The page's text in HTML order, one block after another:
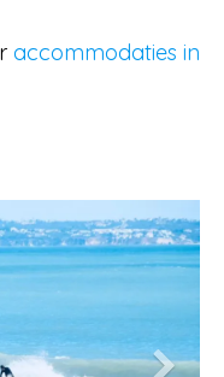
accommodaties in